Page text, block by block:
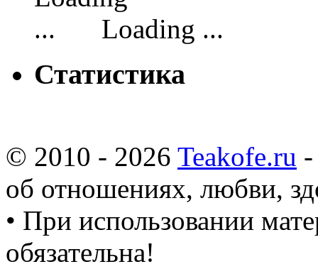
Loading ...
Статистика
© 2010 - 2026 Teakofe.ru
об отношениях, любви,
• При использовании
обязательна!